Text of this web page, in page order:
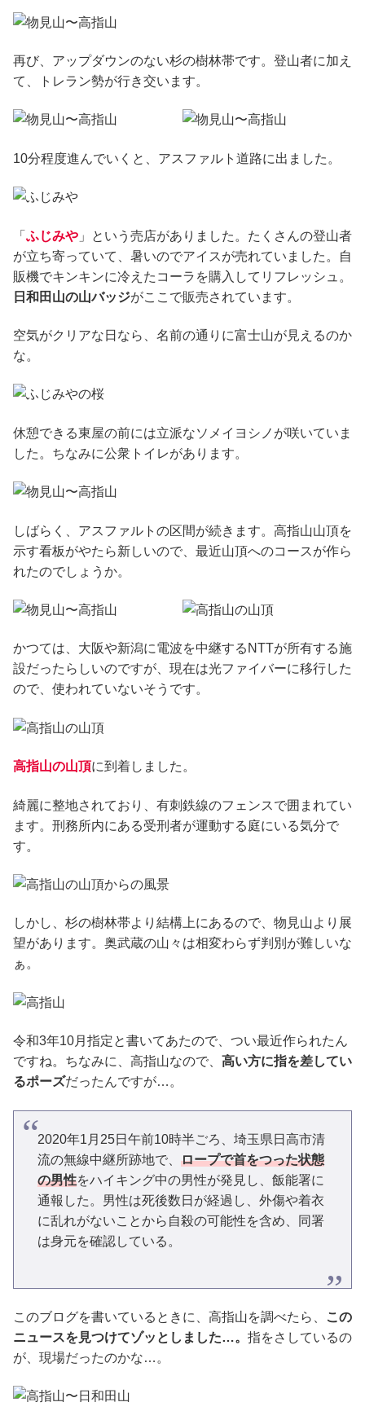
再び、アップダウンのない杉の樹林帯です。登山者に加え
て、トレラン勢が行き交います。
10分程度進んでいくと、アスファルト道路に出ました。
「 ふじみや 」という売店がありました。たくさんの登山者
が立ち寄っていて、暑いのでアイスが売れていました。自
販機でキンキンに冷えたコーラを購入してリフレッシュ。
日和田山の山バッジがここで販売されています。
空気がクリアな日なら、名前の通りに富士山が見えるのか
な。
休憩できる東屋の前には立派なソメイヨシノが咲いていま
した。ちなみに公衆トイレがあります。
しばらく、アスファルトの区間が続きます。高指山山頂を
示す看板がやたら新しいので、最近山頂へのコースが作ら
れたのでしょうか。
かつては、大阪や新潟に電波を中継するNTTが所有する施
設だったらしいのですが、現在は光ファイバーに移行した
ので、使われていないそうです。
高指山の山頂に到着しました。
綺麗に整地されており、有刺鉄線のフェンスで囲まれてい
ます。刑務所内にある受刑者が運動する庭にいる気分で
す。
しかし、杉の樹林帯より結構上にあるので、物見山より展
望があります。奥武蔵の山々は相変わらず判別が難しいな
ぁ。
令和3年10月指定と書いてあたので、つい最近作られたん
ですね。ちなみに、高指山なので、 高い方に指を差してい
るポーズだったんですが…。
2020年1月25日午前10時半ごろ、埼玉県日高市清
流の無線中継所跡地で、 ロープで首をつった状態
の男性をハイキング中の男性が発見し、飯能署に
通報した。男性は死後数日が経過し、外傷や着衣
に乱れがないことから自殺の可能性を含め、同署
は身元を確認している。
このブログを書いているときに、高指山を調べたら、
この
ニュースを見つけてゾッとしました…。 指をさしているの
が、現場だったのかな…。